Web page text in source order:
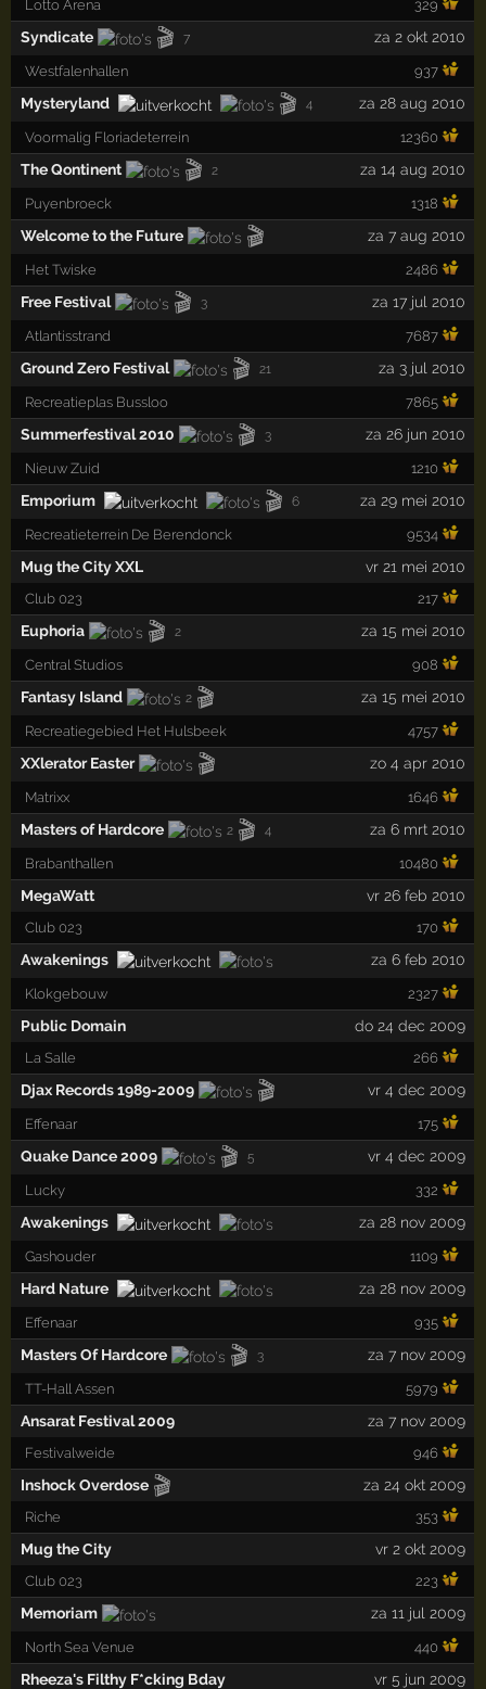
Lotto Arena 329
Syndicate 🎬 7 za 2 okt 2010
Westfalenhallen 937
Mysteryland 🎬 4 za 28 aug 2010
Voormalig Floriadeterrein 12360
The Qontinent 🎬 2 za 14 aug 2010
Puyenbroeck 1318
Welcome to the Future 🎬 za 7 aug 2010
Het Twiske 2486
Free Festival 🎬 3 za 17 jul 2010
Atlantisstrand 7687
Ground Zero Festival 🎬 21 za 3 jul 2010
Recreatieplas Bussloo 7865
Summerfestival 2010 🎬 3 za 26 jun 2010
Nieuw Zuid 1210
Emporium 🎬 6 za 29 mei 2010
Recreatieterrein De Berendonck 9534
Mug the City XXL vr 21 mei 2010
Club 023 217
Euphoria 🎬 2 za 15 mei 2010
Central Studios 908
Fantasy Island 2 🎬 za 15 mei 2010
Recreatiegebied Het Hulsbeek 4757
XXlerator Easter 🎬 zo 4 apr 2010
Matrixx 1646
Masters of Hardcore 2 🎬 4 za 6 mrt 2010
Brabanthallen 10480
MegaWatt vr 26 feb 2010
Club 023 170
Awakenings za 6 feb 2010
Klokgebouw 2327
Public Domain do 24 dec 2009
La Salle 266
Djax Records 1989-2009 🎬 vr 4 dec 2009
Effenaar 175
Quake Dance 2009 🎬 5 vr 4 dec 2009
Lucky 332
Awakenings za 28 nov 2009
Gashouder 1109
Hard Nature za 28 nov 2009
Effenaar 935
Masters Of Hardcore 🎬 3 za 7 nov 2009
TT-Hall Assen 5979
Ansarat Festival 2009 za 7 nov 2009
Festivalweide 946
Inshock Overdose 🎬 za 24 okt 2009
Riche 353
Mug the City vr 2 okt 2009
Club 023 223
Memoriam za 11 jul 2009
North Sea Venue 440
Rheeza's Filthy F*cking Bday vr 5 jun 2009